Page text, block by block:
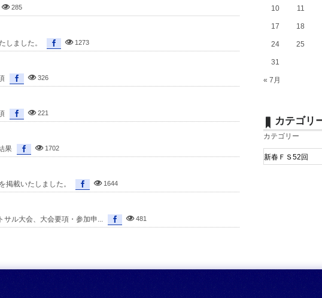
285
しました。 1273
326
221
果 1702
掲載いたしました。 1644
サル大会、大会要項・参加申... 481
« 7月
10 11
17 18
24 25
31
カテゴリ
カテゴリー